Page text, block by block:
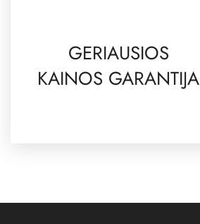
GERIAUSIOS
KAINOS GARANTIJA